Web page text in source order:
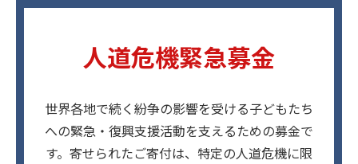
人道危機緊急募金
世界各地で続く紛争の影響を受ける子どもたち
への緊急・復興支援活動を支えるための募金で
す。寄せられたご寄付は、特定の人道危機に限